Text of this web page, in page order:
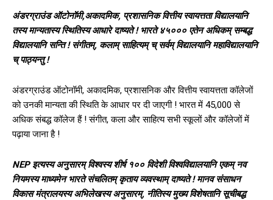
अंडरग्राउंड ऑटोनॉमी,अकादमिक, प्रशासनिक वित्तीय स्वायत्तता विद्यालयानि
तस्य मान्यतास्य स्थितिस्य आधारे दाष्यते ! भारते ४५००० एतेन अधिकम् सम्बद्ध
विद्यालयानि सन्ति ! संगीतम्, कलाम् साहित्यम् च् सर्वम् विद्यालयानि महाविद्यालयानि
च् पाठ्यन्तु !
अंडरग्राउंड ऑटोनॉमी, अकादमिक, प्रशासनिक और वित्तीय स्वायत्तता कॉलेजों
को उनकी मान्यता की स्थिति के आधार पर दी जाएगी ! भारत में 45,000 से
अधिक संबद्ध कॉलेज हैं ! संगीत, कला और साहित्य सभी स्कूलों और कॉलेजों में
पढ़ाया जाना है !
NEP इत्यस्य अनुसारम् विश्वस्य शीर्ष १०० विदेशी विश्वविद्यालयानि एकम् नव
नियमस्य माध्यमेन भारते संचलितम् कृताय व्यवस्थाम् दाष्यते ! मानव संसाधन
विकास मंत्रालयस्य अभिलेखस्य अनुसारम्, नीतिस्य मुख्य विशेषतानि सूचीबद्ध